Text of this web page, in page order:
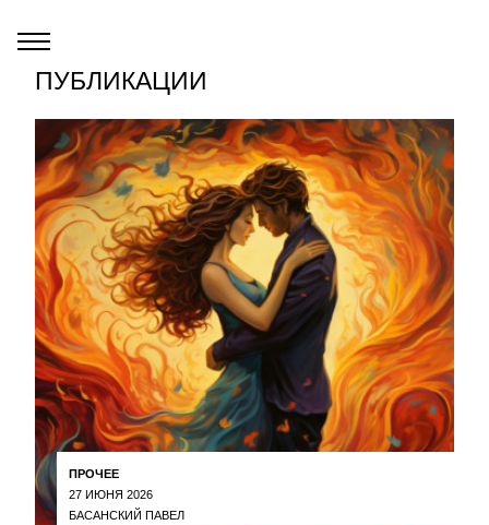
ПУБЛИКАЦИИ
ПРОЧЕЕ
27 ИЮНЯ 2026
БАСАНСКИЙ ПАВЕЛ